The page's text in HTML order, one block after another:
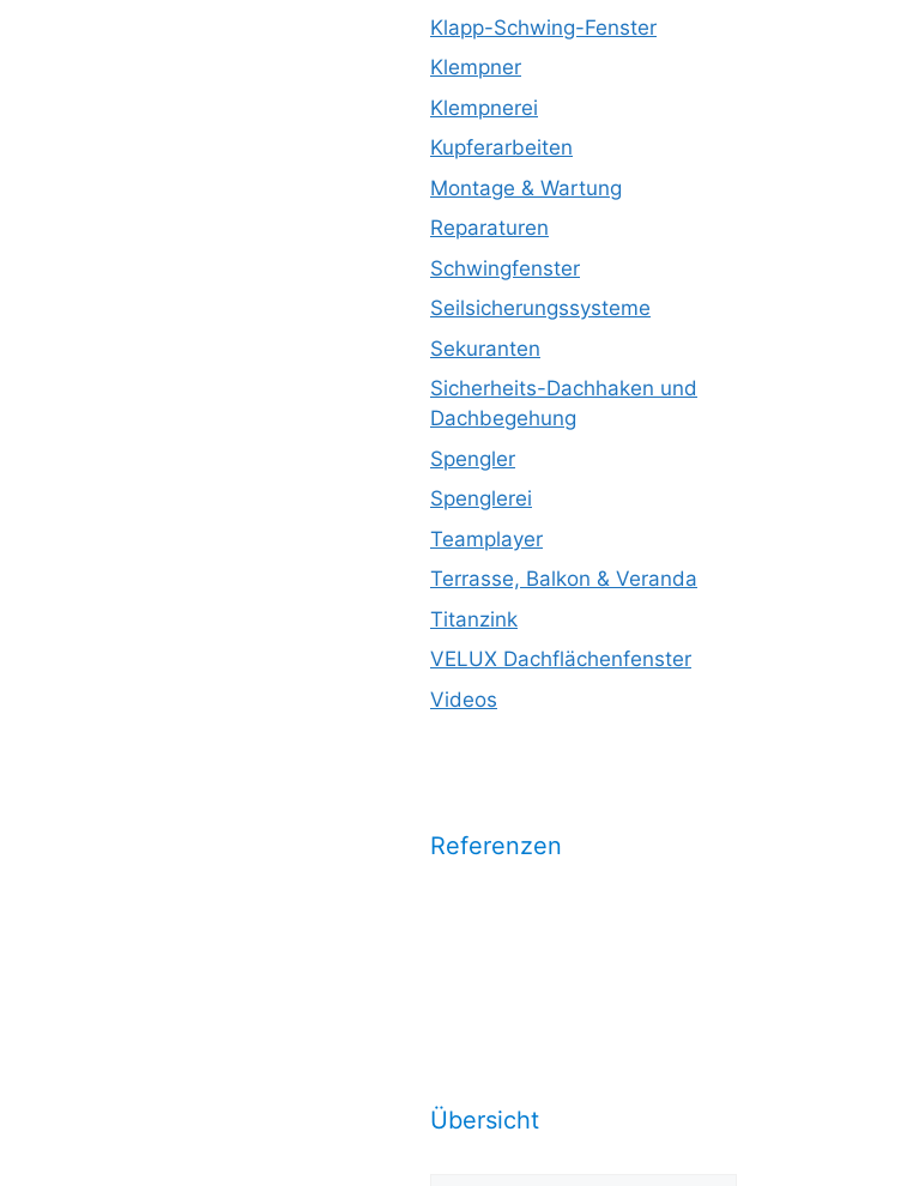
Klapp-Schwing-Fenster
Klempner
Klempnerei
Kupferarbeiten
Montage & Wartung
Reparaturen
Schwingfenster
Seilsicherungssysteme
Sekuranten
Sicherheits-Dachhaken und
Dachbegehung
Spengler
Spenglerei
Teamplayer
Terrasse, Balkon & Veranda
Titanzink
VELUX Dachflächenfenster
Videos
Referenzen
Übersicht